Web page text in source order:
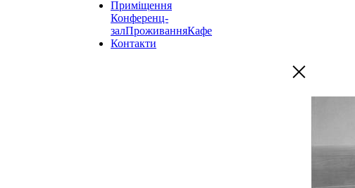
Приміщення
Конференц-
залПроживанняКафе
Контакти